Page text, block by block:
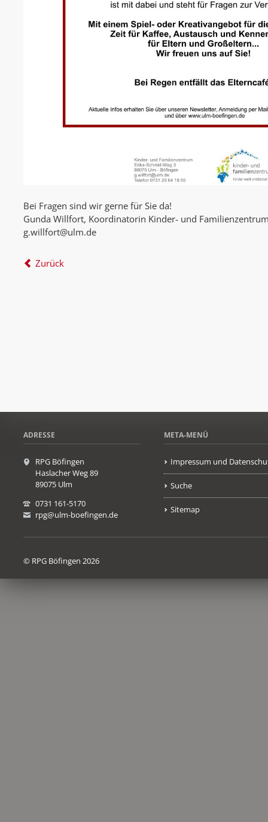
Bei Fragen sind wir gerne für Sie da!
Gunda Willfort, Koordinatorin Kinder- und
g.willfort@ulm.de
Zurück
ADRESSE
RPG Böfingen
Haslacher Weg 89
89075 Ulm
0731 161-5170
rpg@ulm-boefingen.de
META-MENÜ
Impressum und
Suche
Sitemap
© RPG Böfingen 2026